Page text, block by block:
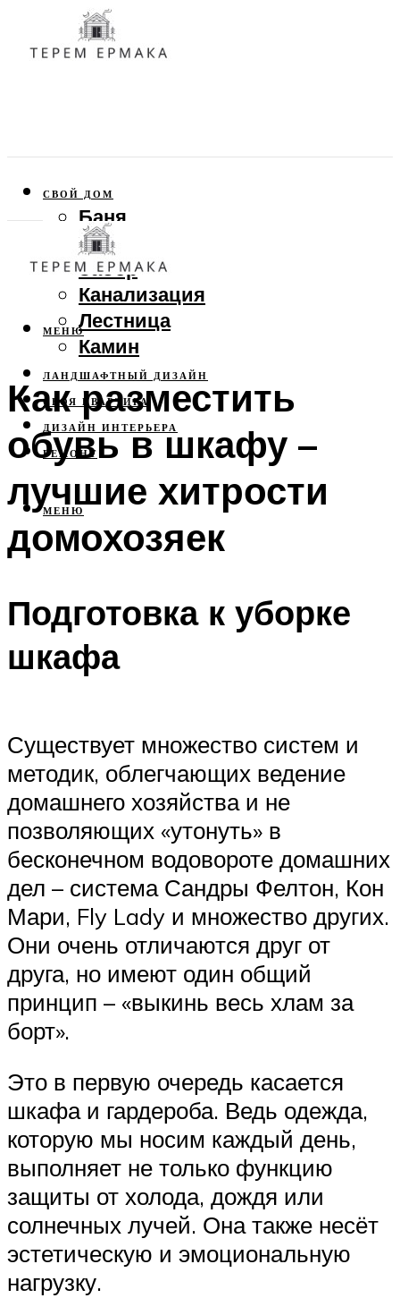
СВОЙ ДОМ
Баня
Веранда
Забор
Канализация
Лестница
Камин
ЛАНДШАФТНЫЙ ДИЗАЙН
СВОЯ КВАРТИРА
ДИЗАЙН ИНТЕРЬЕРА
РЕМОНТ
МЕНЮ
МЕНЮ
Как разместить
обувь в шкафу –
лучшие хитрости
домохозяек
Подготовка к уборке
шкафа
Существует множество систем и
методик, облегчающих ведение
домашнего хозяйства и не
позволяющих «утонуть» в
бесконечном водовороте домашних
дел – система Сандры Фелтон, Кон
Мари, Fly Lady и множество других.
Они очень отличаются друг от
друга, но имеют один общий
принцип – «выкинь весь хлам за
борт».
Это в первую очередь касается
шкафа и гардероба. Ведь одежда,
которую мы носим каждый день,
выполняет не только функцию
защиты от холода, дождя или
солнечных лучей. Она также несёт
эстетическую и эмоциональную
нагрузку.